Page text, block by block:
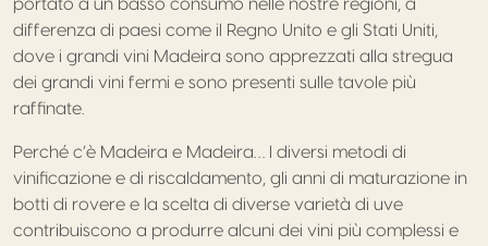
portato a un basso consumo nelle nostre regioni, a
differenza di paesi come il Regno Unito e gli Stati Uniti,
dove i grandi vini Madeira sono apprezzati alla stregua
dei grandi vini fermi e sono presenti sulle tavole più
raffinate.
Perché c’è Madeira e Madeira… I diversi metodi di
vinificazione e di riscaldamento, gli anni di maturazione in
botti di rovere e la scelta di diverse varietà di uve
contribuiscono a produrre alcuni dei vini più complessi e